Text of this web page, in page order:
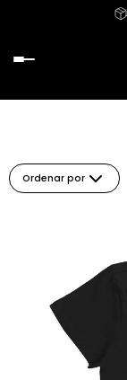
Ordenar por